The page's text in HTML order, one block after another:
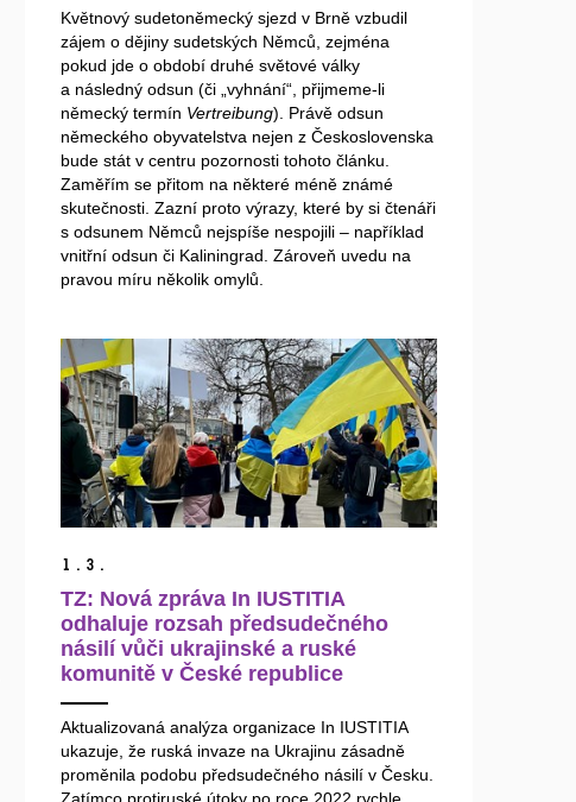
Květnový sudetoněmecký sjezd v Brně vzbudil
zájem o dějiny sudetských Němců, zejména
pokud jde o období druhé světové války
a následný odsun (či „vyhnání“, přijmeme-li
německý termín Vertreibung). Právě odsun
německého obyvatelstva nejen z Československa
bude stát v centru pozornosti tohoto článku.
Zaměřím se přitom na některé méně známé
skutečnosti. Zazní proto výrazy, které by si čtenáři
s odsunem Němců nejspíše nespojili – například
vnitřní odsun či Kaliningrad. Zároveň uvedu na
pravou míru několik omylů.
1. 3.
TZ: Nová zpráva In IUSTITIA
odhaluje rozsah předsudečného
násilí vůči ukrajinské a ruské
komunitě v České republice
Aktualizovaná analýza organizace In IUSTITIA
ukazuje, že ruská invaze na Ukrajinu zásadně
proměnila podobu předsudečného násilí v Česku.
Zatímco protiruské útoky po roce 2022 rychle